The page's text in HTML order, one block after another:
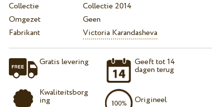
Collectie
Collectie 2014
Omgezet
Geen
Fabrikant
Victoria Karandasheva
Gratis levering
Kwaliteitsborg
ing
Geeft tot 14
dagen terug
Origineel